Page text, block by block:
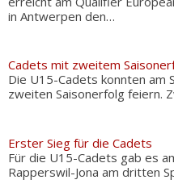
in Antwerpen den…
Cadets mit zweitem
Die U15-Cadets konnten am
zweiten Saisonerfolg feiern.
Erster Sieg für die Cadets
Für die U15-Cadets gab es
Rapperswil-Jona am dritten